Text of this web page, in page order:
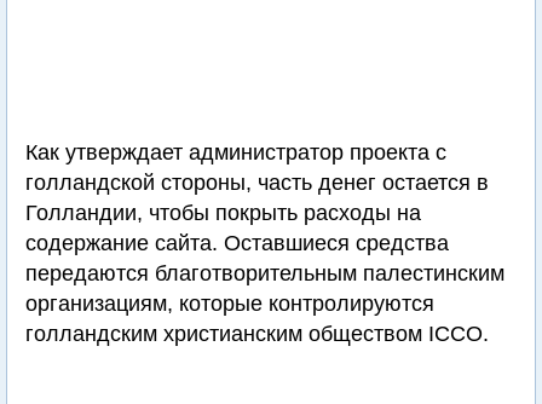
Как утверждает администратор проекта с
голландской стороны, часть денег остается в
Голландии, чтобы покрыть расходы на
содержание сайта. Оставшиеся средства
передаются благотворительным палестинским
организациям, которые контролируются
голландским христианским обществом ICCO.